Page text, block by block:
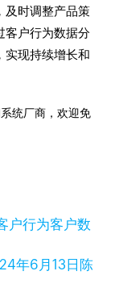
及时调整产品策
客户行为数据分
实现持续增长和
统厂商，欢迎免
户行为客户数
年6月13日 陈